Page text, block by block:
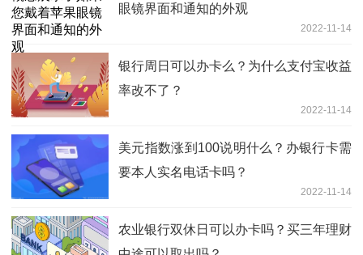
眼镜界面和通知的外观
2022-11-14
银行周日可以办卡么？为什么支付宝收益
率改不了？
2022-11-14
美元指数涨到100说明什么？办银行卡需
要本人实名电话卡吗？
2022-11-14
农业银行双休日可以办卡吗？买三年理财